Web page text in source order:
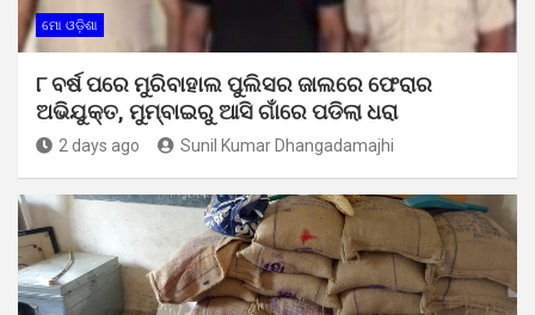
ମୋ ଓଡ଼ିଶା
୮ ବର୍ଷ ପରେ ମୁରିବାହାଲ ପୁଲିସର ଜାଲରେ ଫେରାର
ଅଭିଯୁକ୍ତ, ମୁମ୍ବାଇରୁ ଆସି ଗାଁରେ ପଡିଲା ଧରା
2 days ago Sunil Kumar Dhangadamajhi